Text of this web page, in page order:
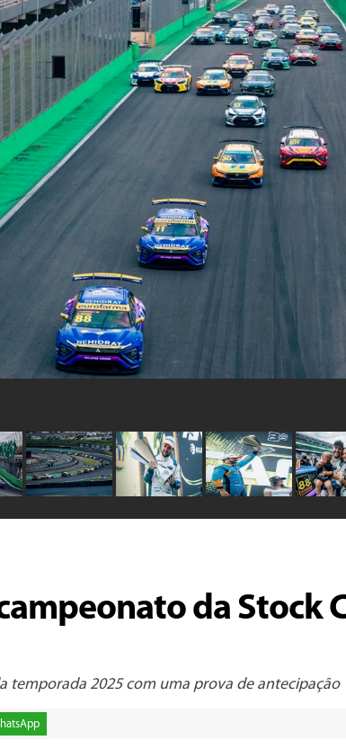
da Stock
2025 com uma prova de antecipação